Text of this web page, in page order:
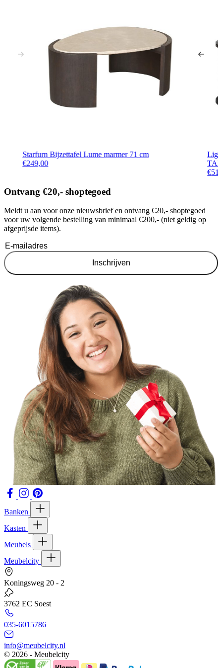
Starfurn Bijzettafel Lume marmer 71 cm
€249,00
€
Ontvang €20,- shoptegoed
Meldt u aan voor onze nieuwsbrief en ontvang €20,- shoptegoed
voor uw volgende bestelling van minimaal €200,- (niet geldig op
afgeprijsde items).
Inschrijven
Banken
Kasten
Meubels
Meubelcity
Koningsweg 20 - 2
3762 EC Soest
035-6015786
info@meubelcity.nl
© 2026 - Meubelcity